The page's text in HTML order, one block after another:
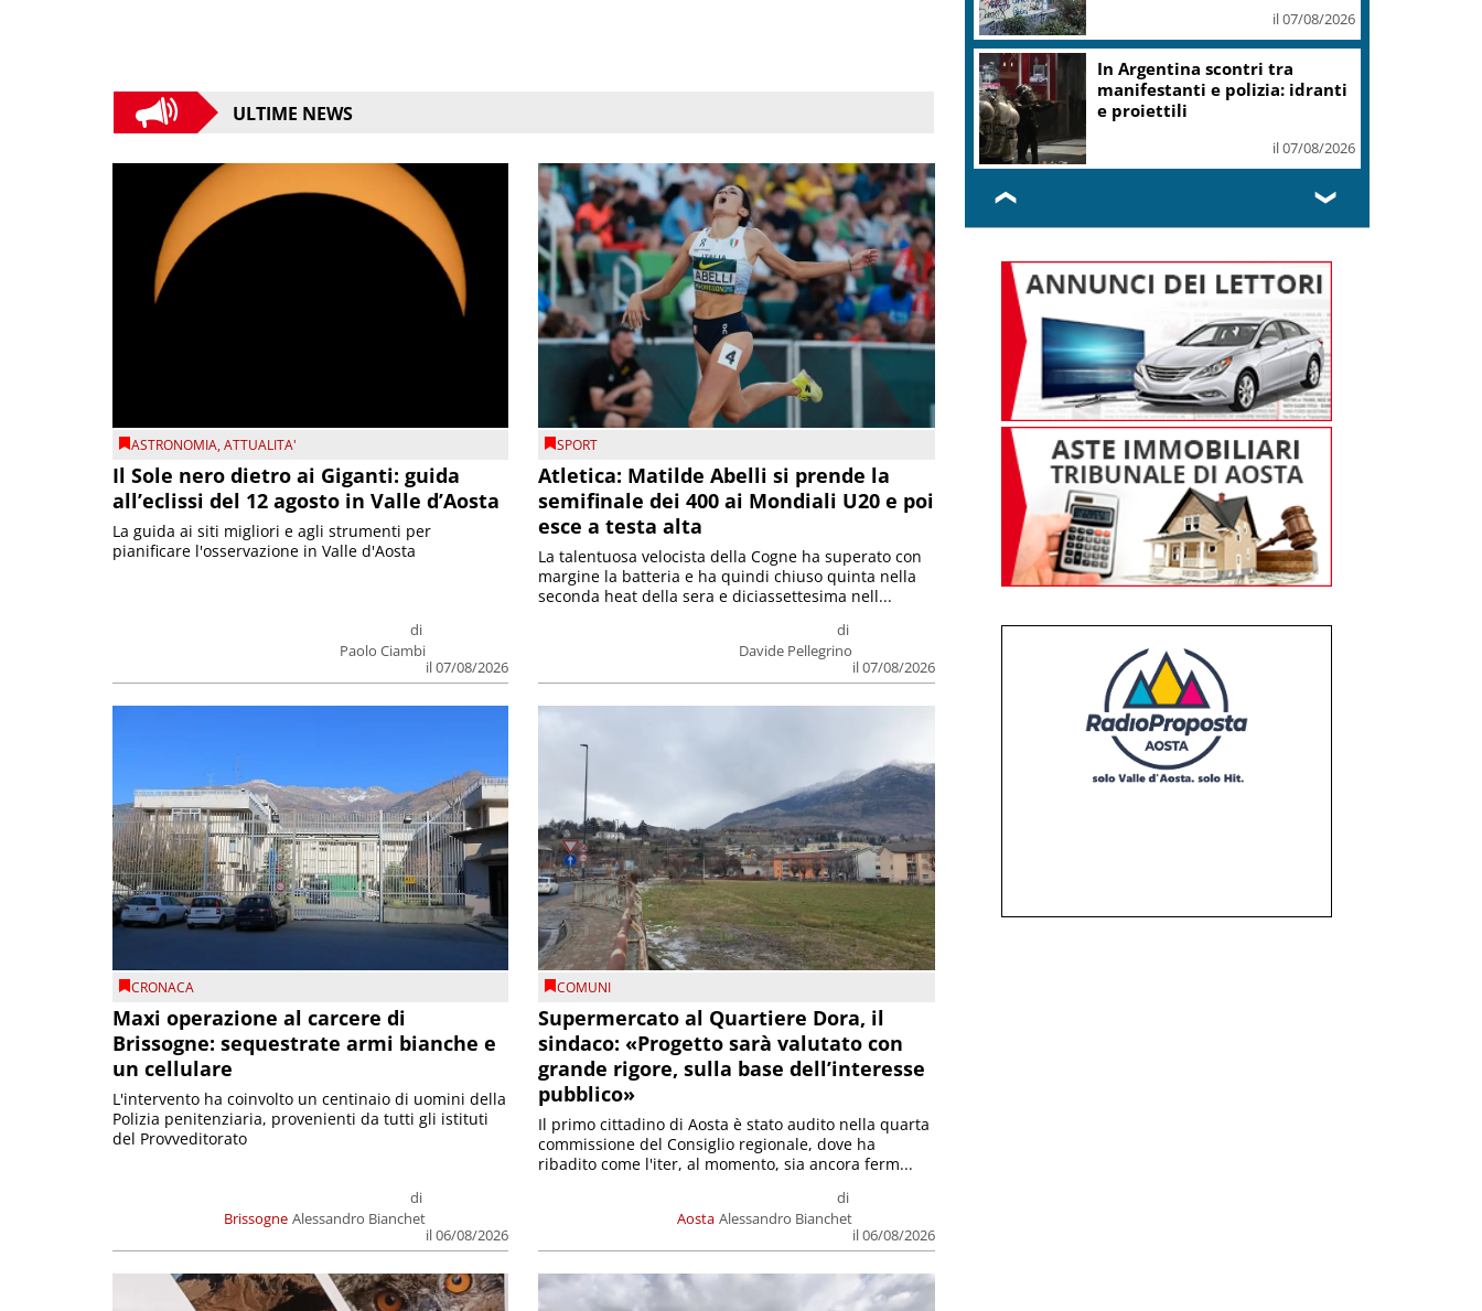
ULTIME NEWS
ASTRONOMIA,ATTUALITA'
Il Sole nero dietro ai Giganti: guida
all’eclissi del 12 agosto in Valle d’Aosta
di
Paolo Ciambi
il 07/08/2026
La guida ai siti migliori e agli strumenti per
pianificare l'osservazione in Valle d'Aosta
SPORT
Atletica: Matilde Abelli si prende la
semifinale dei 400 ai Mondiali U20 e poi
esce a testa alta
di
Davide Pellegrino
il 07/08/2026
La talentuosa velocista della Cogne ha superato con
margine la batteria e ha quindi chiuso quinta nella
seconda heat della sera e diciassettesima nell...
CRONACA
Maxi operazione al carcere di
Brissogne: sequestrate armi bianche e
un cellulare
Brissogne
di
Alessandro Bianchet
il 06/08/2026
L'intervento ha coinvolto un centinaio di uomini della
Polizia penitenziaria, provenienti da tutti gli istituti
del Provveditorato
COMUNI
Supermercato al Quartiere Dora, il
sindaco: «Progetto sarà valutato con
grande rigore, sulla base dell’interesse
pubblico»
Aosta
di
Alessandro Bianchet
il 06/08/2026
Il primo cittadino di Aosta è stato audito nella quarta
commissione del Consiglio regionale, dove ha
ribadito come l'iter, al momento, sia ancora ferm...
il 07/08/2026
Thailandia, sparatoria in una
scuola di Bangkok: 7 morti
il 07/08/2026
❮ ❯